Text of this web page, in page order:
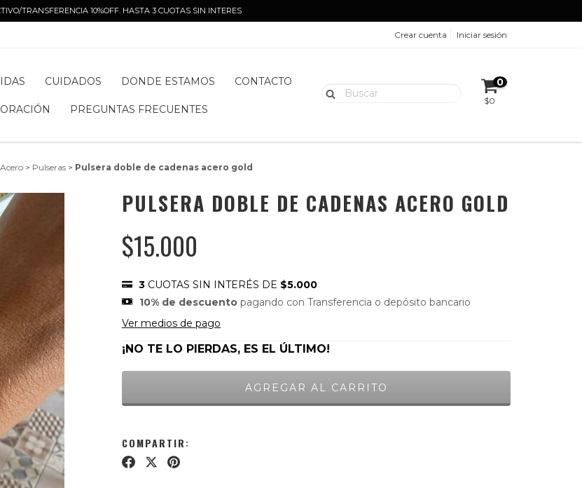
TRANSFERENCIA 10%OFF. HASTA 3 CUOTAS SIN INTERES
Crear cuenta Iniciar sesión
CUIDADOS DONDE ESTAMOS CONTACTO
PREGUNTAS FRECUENTES
0
$0
Acero > Pulseras > Pulsera doble de cadenas acero gold
PULSERA DOBLE DE CADENAS ACERO GOLD
$15.000
3 CUOTAS SIN INTERÉS DE $5.000
10% de descuento pagando con Transferencia o depósito bancario
Ver medios de pago
¡NO TE LO PIERDAS, ES EL ÚLTIMO!
COMPARTIR: